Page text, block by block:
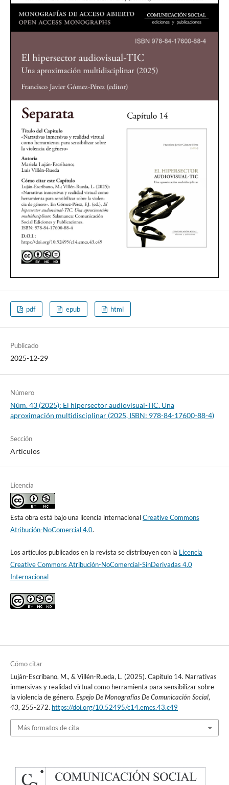
pdf epub html
Publicado
2025-12-29
Número
Núm. 43 (2025): El hipersector audiovisual-TIC. Una
aproximación multidisciplinar (2025, ISBN: 978-84-17600-88-4)
Sección
Artículos
Licencia
Esta obra está bajo una licencia internacionalCreative Commons
Atribución-NoComercial 4.0.
Los artículos publicados en la revista se distribuyen con la Licencia
Creative Commons Atribución-NoComercial-SinDerivadas 4.0
Internacional
Cómo citar
Luján-Escribano, M., & Villén-Rueda, L. (2025). Capítulo 14. Narrativas
inmersivas y realidad virtual como herramienta para sensibilizar sobre
la violencia de género. Espejo De Monografías De Comunicación Social,
43, 255-272. https://doi.org/10.52495/c14.emcs.43.c49
Más formatos de cita